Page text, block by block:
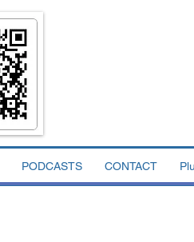
PODCASTS CONTACT